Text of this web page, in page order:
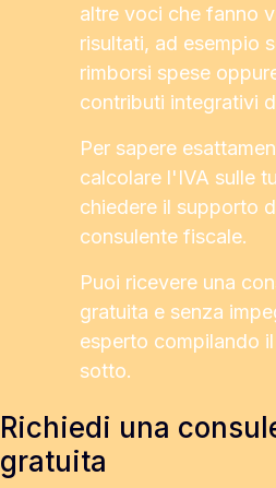
altre voci che fanno
risultati, ad esempio
rimborsi spese
contributi integrativi
Per sapere
calcolare l'IVA sulle
chiedere il supporto
consulente fiscale.
Puoi ricevere una
gratuita e senza
esperto compilando
sotto.
Richiedi una
gratuita